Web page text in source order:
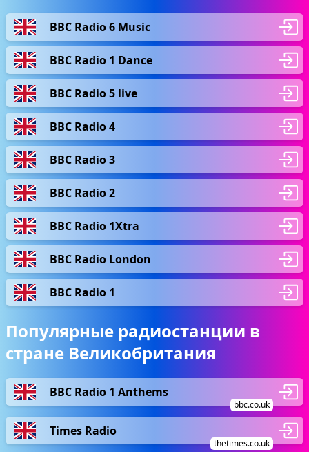
BBC Radio 6 Music
BBC Radio 1 Dance
BBC Radio 5 live
BBC Radio 4
BBC Radio 3
BBC Radio 2
BBC Radio 1Xtra
BBC Radio London
BBC Radio 1
Популярные радиостанции в
стране Великобритания
BBC Radio 1 Anthems
bbc.co.uk
Times Radio
thetimes.co.uk